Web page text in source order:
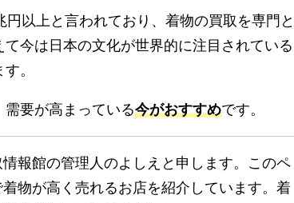
以上と言われており、着物の買取を専門と
今は日本の文化が世界的に注目されている
。
要が高まっている今がおすすめです。
報館の管理人のよしえと申します。このペ
物が高く売れるお店を紹介しています。着